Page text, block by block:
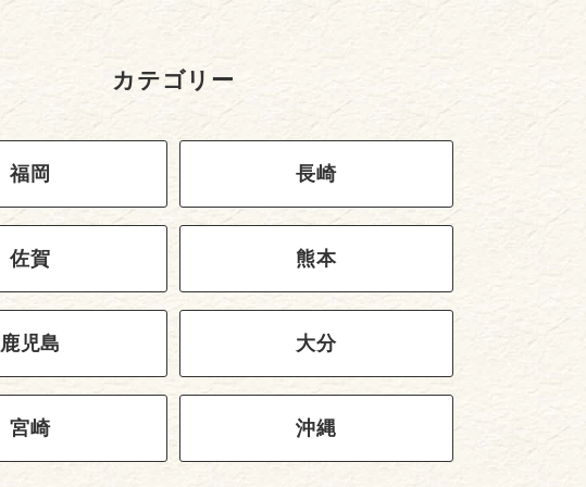
カテゴリー
福岡 長崎
佐賀 熊本
鹿児島 大分
宮崎 沖縄